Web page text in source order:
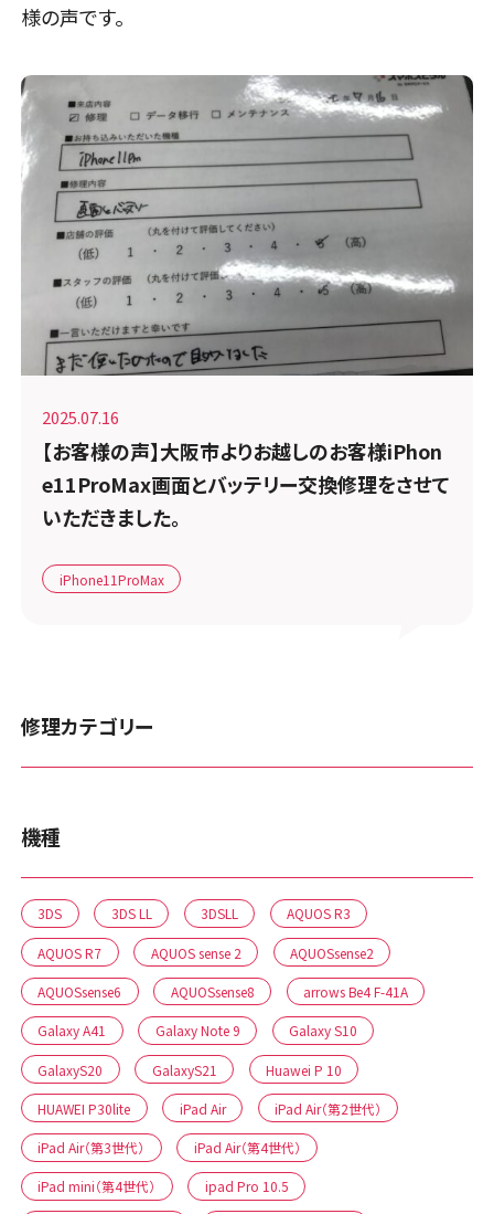
様の声です。
2025.07.16
【お客様の声】大阪市よりお越しのお客様iPhon
e11ProMax画面とバッテリー交換修理をさせて
いただきました。
iPhone11ProMax
修理カテゴリー
機種
3DS 3DS LL 3DSLL AQUOS R3
AQUOS R7 AQUOS sense 2 AQUOSsense2
AQUOSsense6 AQUOSsense8 arrows Be4 F-41A
Galaxy A41 Galaxy Note 9 Galaxy S10
GalaxyS20 GalaxyS21 Huawei P 10
HUAWEI P30lite iPad Air iPad Air（第2世代）
iPad Air（第3世代） iPad Air（第4世代）
iPad mini（第4世代） ipad Pro 10.5